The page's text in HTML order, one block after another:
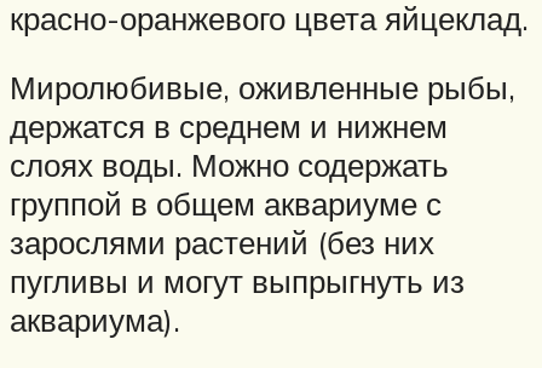
красно-оранжевого цвета яйцеклад.
Миролюбивые, оживленные рыбы,
держатся в среднем и нижнем
слоях воды. Можно содержать
группой в общем аквариуме с
зарослями растений (без них
пугливы и могут выпрыгнуть из
аквариума).